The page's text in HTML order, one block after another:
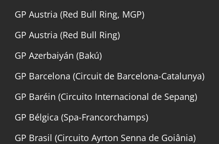
GP Austria (Red Bull Ring, MGP)
GP Austria (Red Bull Ring)
GP Azerbaiyán (Bakú)
GP Barcelona (Circuit de Barcelona-Catalunya)
GP Baréin (Circuito Internacional de Sepang)
GP Bélgica (Spa-Francorchamps)
GP Brasil (Circuito Ayrton Senna de Goiânia)